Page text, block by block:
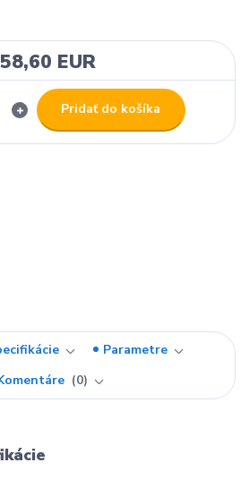
58,60 EUR
Pridať do košíka
Parametre
0